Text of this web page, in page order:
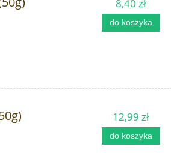
8,40 zł
do koszyka
12,99 zł
do koszyka